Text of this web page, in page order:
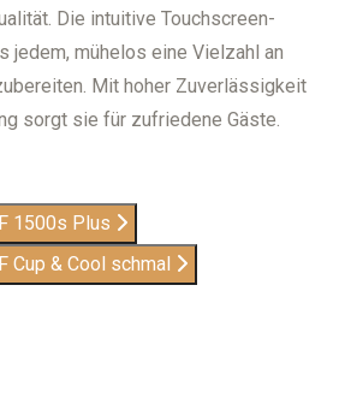
Die intuitive Touchscreen-
jedem, mühelos eine Vielzahl an
Mit hoher Zuverlässigkeit
sorgt sie für zufriedene Gäste.
1500s Plus
Cup & Cool schmal